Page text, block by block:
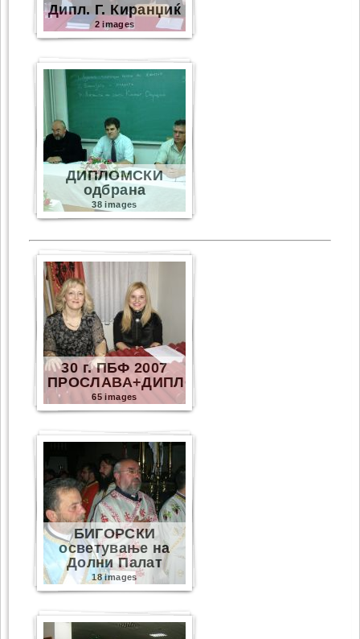
Дипл. Г. Киранџиќ
2 images
ДИПЛОМСКИ
одбрана
38 images
30 г. ПБФ 2007
ПРОСЛАВА+ДИПЛОМИ
65 images
БИГОРСКИ
осветување на
Долни Палат
18 images